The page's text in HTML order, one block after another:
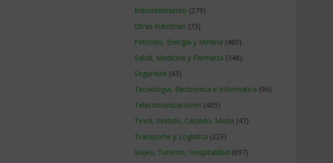
Entretenimiento (279)
Otras industrias (73)
Petroleo, Energia y Mineria (480)
Salud, Medicina y Farmacia (348)
Seguridad (43)
Tecnologia, Electronica e Informatica (96)
Telecomunicaciones (405)
Textil, Vestido, Calzado, Moda (47)
Transporte y Logistica (223)
Viajes, Turismo, Hospitalidad (697)